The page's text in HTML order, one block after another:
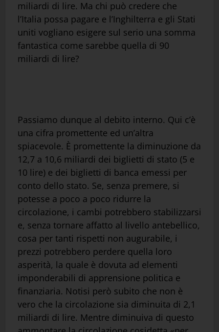
miliardi di lire. Ma chi può credere che
l’Italia possa pagare e l’Inghilterra e gli Stati
uniti vogliano esigere sul serio una somma
fantastica come sarebbe quella di 90
miliardi di lire?
Passiamo dunque al debito interno. Qui c’è
una cifra promettente ed un’altra
spiacevole. È promettente la diminuzione da
12,7 a 10,6 miliardi dei biglietti di stato (5 e
10 lire) e dei biglietti di banca emessi per
conto dello stato. Se, senza premere, si
potesse a poco a poco ridurre la
circolazione, i cambi potrebbero stabilizzarsi
e, senza tornare affatto al livello antebellico,
cosa per tanti rispetti non augurabile, i
prezzi potrebbero perdere quella loro
asperità, la quale è dovuta ad elementi
imponderabili di apprensione politica e
finanziaria. Notisi però subito che non è
vero che la circolazione sia diminuita di 2,1
miliardi di lire. Mentre diminuiva di questo